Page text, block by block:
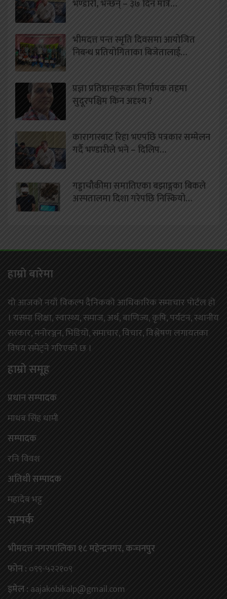
भण्डारी, भन्छन् – ३७ दिन मात्रै…
भीमदत्त पन्त स्मृति दिवसमा आयोजित
निबन्ध प्रतियोगिताका बिजेतालाई…
प्रज्ञा प्रतिष्ठानहरूका निर्णायक तहमा
सुदूरपश्चिम किन अदृश्य ?
कारागारबाट रिहा भएपछि पत्रकार सम्मेलन
गर्दै भण्डारीले भने – दिलिप…
गड्डाचौकीमा समातिएका बझाङ्गका बिकले
अस्पतालमा दिशा गरेपछि निस्कियो…
हाम्राे बारेमा
यो आजको नयाँ विकल्प दैनिकको आधिकारिक समाचार पोर्टल हो
। यसमा शिक्षा, स्वास्थ्य, समाज, अर्थ, बाणिज्य, कृषि, पर्यटन, स्थानीय
सरकार, मनोरञ्जन, भिडियो, समाचार, विचार, विश्लेषण लगायतका
विषय समेट्ने गरिएको छ ।
हाम्राे समूह
प्रधान सम्पादक
माधब सिंह धामी
सम्पादक
रनि विवश
अतिथी सम्पादक
महादेब भट्ट
सम्पर्क
भीमदत्त नगरपालिका १८ महेन्द्रनगर, कन्चनपुर
फोन : ०९९-५२२१०९
इमेल : aajakobikalp@gmail.com